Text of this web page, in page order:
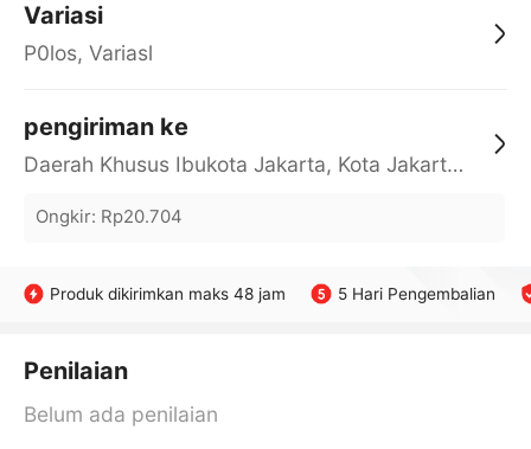
Variasi
P0los, Variasl
pengiriman ke
Daerah Khusus Ibukota Jakarta, Kota Jakarta Barat, Cengkareng, yy
Ongkir: Rp20.704
Produk dikirimkan maks 48 jam 5 Hari Pengembalian
Penilaian
Belum ada penilaian